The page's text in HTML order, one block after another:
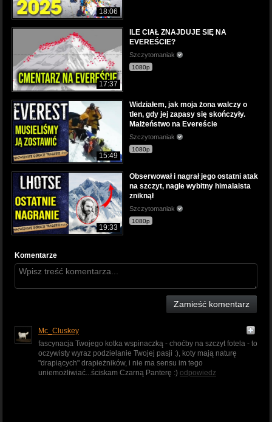
18:06
17:37
ILE CIAŁ ZNAJDUJE SIĘ NA
EVEREŚCIE?
Szczytomaniak
1080p
15:49
Widziałem, jak moja żona walczy o
tlen, gdy jej zapasy się skończyły.
Małżeństwo na Evereście
Szczytomaniak
1080p
19:33
Obserwował i nagrał jego ostatni atak
na szczyt, nagle wybitny himalaista
zniknął
Szczytomaniak
1080p
Komentarze
Zamieść komentarz
Mc_Cluskey
fascynacja Twojego kotka wspinaczką - choćby na szczyt fotela - to
oczywisty wyraz podzielanie Twojej pasji :), koty mają naturę
"drapiących" drapieżników, i nie ma sensu im tego
uniemożliwiać...ściskam Czarną Panterę :) odpowiedz